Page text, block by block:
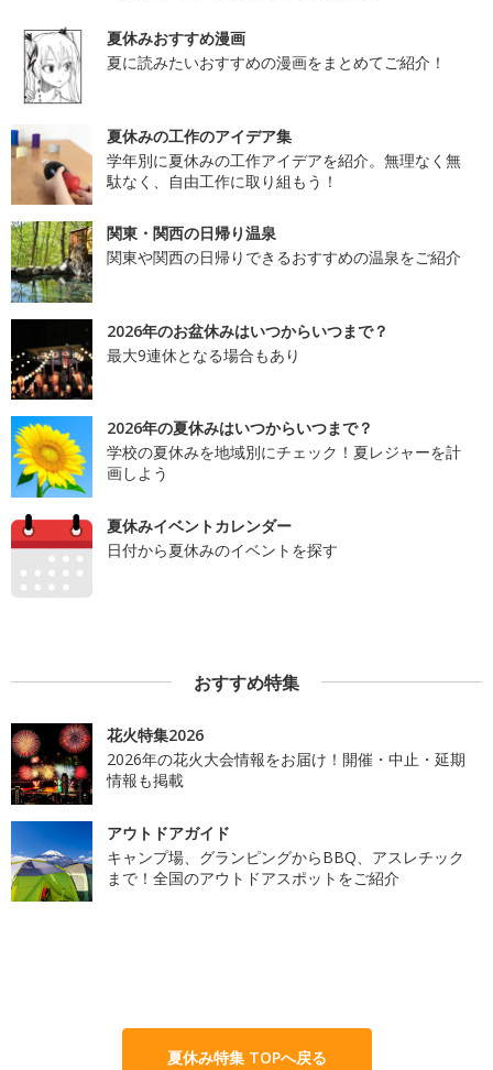
夏休みおすすめ漫画
夏に読みたいおすすめの漫画をまとめてご紹介！
夏休みの工作のアイデア集
学年別に夏休みの工作アイデアを紹介。無理なく無
駄なく、自由工作に取り組もう！
関東・関西の日帰り温泉
関東や関西の日帰りできるおすすめの温泉をご紹介
2026年のお盆休みはいつからいつまで？
最大9連休となる場合もあり
2026年の夏休みはいつからいつまで？
学校の夏休みを地域別にチェック！夏レジャーを計
画しよう
夏休みイベントカレンダー
日付から夏休みのイベントを探す
おすすめ特集
花火特集2026
2026年の花火大会情報をお届け！開催・中止・延期
情報も掲載
アウトドアガイド
キャンプ場、グランピングからBBQ、アスレチック
まで！全国のアウトドアスポットをご紹介
夏休み特集 TOPへ戻る